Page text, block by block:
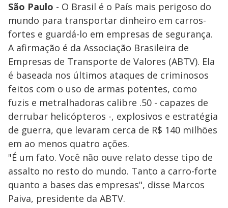
São Paulo - O Brasil é o País mais perigoso do
mundo para transportar dinheiro em carros-
fortes e guardá-lo em empresas de segurança.
A afirmação é da Associação Brasileira de
Empresas de Transporte de Valores (ABTV). Ela
é baseada nos últimos ataques de criminosos
feitos com o uso de armas potentes, como
fuzis e metralhadoras calibre .50 - capazes de
derrubar helicópteros -, explosivos e estratégia
de guerra, que levaram cerca de R$ 140 milhões
em ao menos quatro ações.
"É um fato. Você não ouve relato desse tipo de
assalto no resto do mundo. Tanto a carro-forte
quanto a bases das empresas", disse Marcos
Paiva, presidente da ABTV.